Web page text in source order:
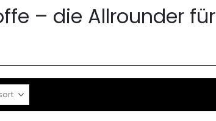
– die Allrounder